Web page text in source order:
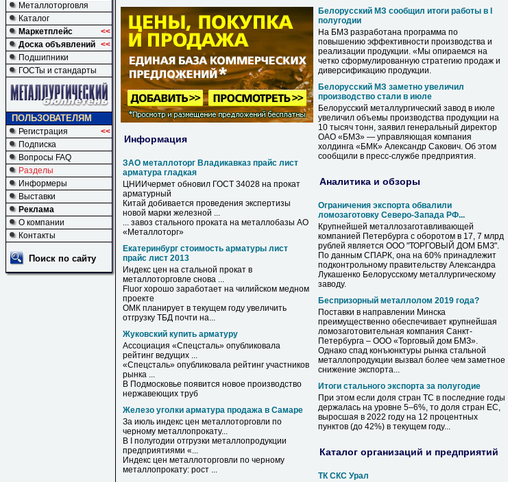
Металлоторговля
Каталог
Маркетплейс
<<
Доска объявлений <<
Подшипники
ГОСТы и стандарты
ПОЛЬЗОВАТЕЛЯМ
Регистрация
<<
Подписка
Вопросы FAQ
Разделы
Информеры
Выставки
Реклама
О компании
Контакты
Поиск по сайту
Информация
ЗАО металлоторг Владикавказ прайс лист
арматура гладкая
ЦНИИчермет обновил ГОСТ 34028 на прокат
арматурный
Китай добивается проведения экспертизы
новой марки железной ...
... завоз стального проката на металлобазы АО
« Металлоторг»
Екатеринбург стоимость арматуры лист
прайс лист 2013
Индекс цен на стальной прокат в
металлоторговле снова ...
Fluor хорошо заработает на чилийском медном
проекте
ОМК планирует в текущем году увеличить
отгрузку ТБД почти на...
Жуковский купить арматуру
Ассоциация «Спецсталь» опубликовала
рейтинг ведущих ...
«Спецсталь» опубликовала рейтинг участников
рынка ...
В Подмосковье появится новое производство
нержавеющих труб
Железо уголки арматура продажа в Самаре
За июль индекс цен металлоторговли по
черному металлопрокату...
В I полугодии отгрузки металлопродукции
предприятиями «...
Индекс цен металлоторговли по черному
металлопрокату: рост ...
Белорусский МЗ сообщил итоги работы в I
полугодии
На БМЗ разработана программа по
повышению эффективности производства и
реализации продукции. «Мы опираемся на
четко сформулированную стратегию продаж и
диверсификацию продукции.
Белорусский МЗ заметно увеличил
производство стали в июле
Белорусский металлургический завод в июле
увеличил объемы производства продукции на
10 тысяч тонн, заявил генеральный директор
ОАО « БМЗ» — управляющая компания
холдинга «БМК» Александр Сакович. Об этом
сообщили в пресс-службе предприятия.
Аналитика и обзоры
Ограничения экспорта обвалили
ломозаготовку Северо-Запада РФ...
Крупнейшей металлозаготавливающей
компанией Петербурга с оборотом в 17, 7 млрд
рублей является ООО "ТОРГОВЫЙ ДОМ БМЗ".
По данным СПАРК, она на 60% принадлежит
подконтрольному правительству Александра
Лукашенко Белорусскому металлургическому
заводу.
Беспризорный металлолом 2019 года?
Поставки в направлении Минска
преимущественно обеспечивает крупнейшая
ломозаготовительная компания Санкт-
Петербурга – ООО «Торговый дом БМЗ».
Однако спад конъюнктуры рынка стальной
металлопродукции вызвал более чем заметное
снижение экспорта...
Итоги стального экспорта за полугодие
При этом если доля стран ТС в последние годы
держалась на уровне 5–6%, то доля стран ЕС,
выросшая в 2022 году на 12 процентных
пунктов (до 42%) в текущем году...
Каталог организаций и предприятий
ТК СКС Урал